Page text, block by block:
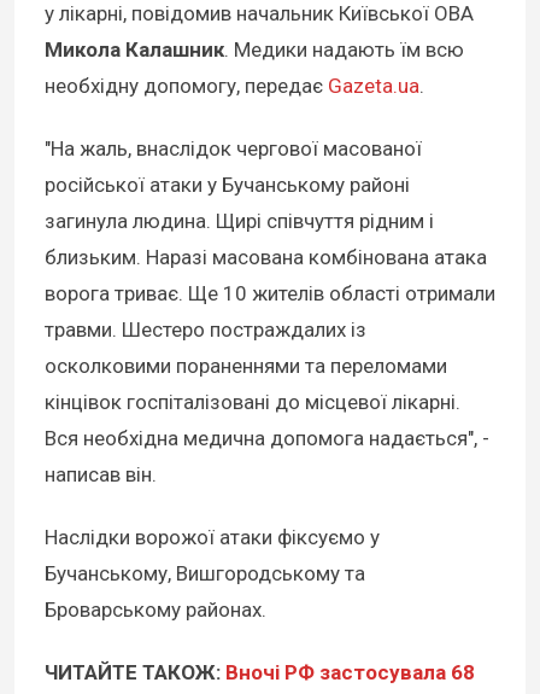
у лікарні, повідомив начальник Київської ОВА
Микола Калашник. Медики надають їм всю
необхідну допомогу, передає Gazeta.ua.
"На жаль, внаслідок чергової масованої
російської атаки у Бучанському районі
загинула людина. Щирі співчуття рідним і
близьким. Наразі масована комбінована атака
ворога триває. Ще 10 жителів області отримали
травми. Шестеро постраждалих із
осколковими пораненнями та переломами
кінцівок госпіталізовані до місцевої лікарні.
Вся необхідна медична допомога надається", -
написав він.
Наслідки ворожої атаки фіксуємо у
Бучанському, Вишгородському та
Броварському районах.
ЧИТАЙТЕ ТАКОЖ: Вночі РФ застосувала 68